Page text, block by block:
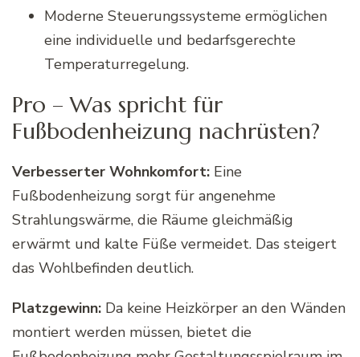
Moderne Steuerungssysteme ermöglichen
eine individuelle und bedarfsgerechte
Temperaturregelung.
Pro – Was spricht für
Fußbodenheizung nachrüsten?
Verbesserter Wohnkomfort: Eine
Fußbodenheizung sorgt für angenehme
Strahlungswärme, die Räume gleichmäßig
erwärmt und kalte Füße vermeidet. Das steigert
das Wohlbefinden deutlich.
Platzgewinn: Da keine Heizkörper an den Wänden
montiert werden müssen, bietet die